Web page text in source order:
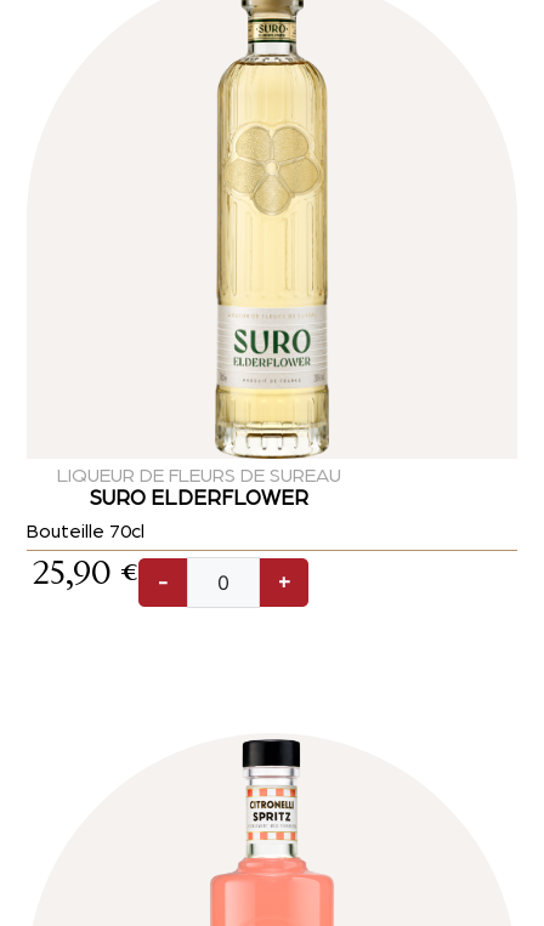
LIQUEUR DE FLEURS DE SUREAU
SURO ELDERFLOWER
Bouteille 70cl
25,90 € - +